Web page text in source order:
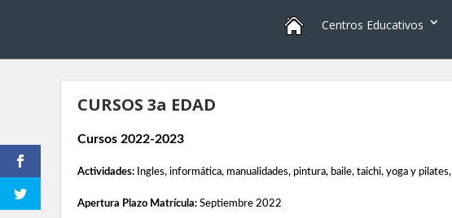
Centros Educativos
CURSOS 3a EDAD
Cursos 2022-2023
Actividades: Ingles, informática, manualidades, pintura, baile, taichi, yoga y pilates,
Apertura Plazo Matrícula: Septiembre 2022